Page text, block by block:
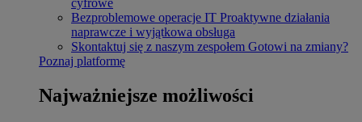
cyfrowe
Bezproblemowe operacje IT Proaktywne działania
naprawcze i wyjątkowa obsługa
Skontaktuj się z naszym zespołem Gotowi na zmiany?
Poznaj platformę
Najważniejsze możliwości